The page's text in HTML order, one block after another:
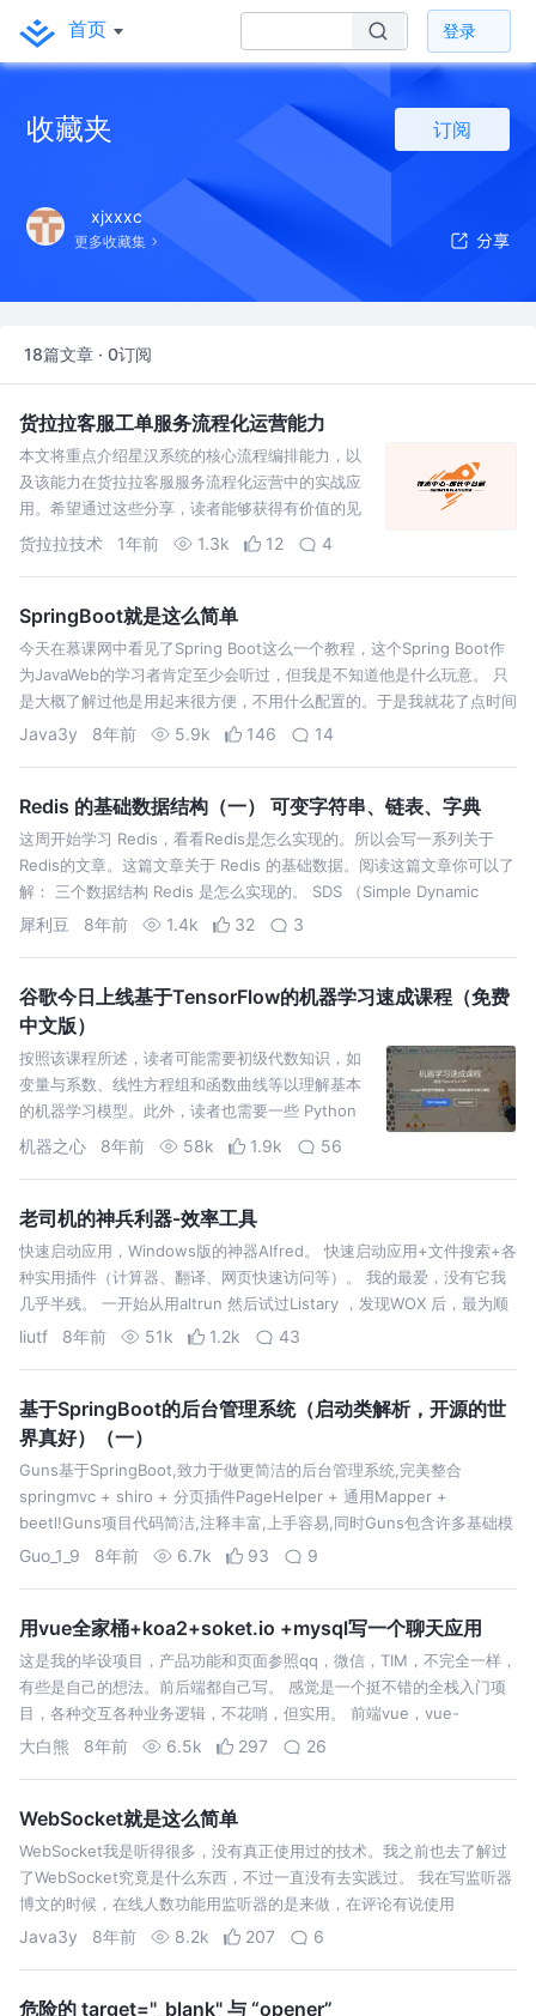
首页 登录
收藏夹 订阅
xjxxxc
更多收藏集
18篇文章 · 0订阅
货拉拉客服工单服务流程化运营能力
本文将重点介绍星汉系统的核心流程编排能力，以
及该能力在货拉拉客服服务流程化运营中的实战应
用。希望通过这些分享，读者能够获得有价值的见
解与灵感
货拉拉技术 1年前 1.3k 12 4
SpringBoot就是这么简单
今天在慕课网中看见了Spring Boot这么一个教程，这个Spring Boot作
为JavaWeb的学习者肯定至少会听过，但我是不知道他是什么玩意。 只
是大概了解过他是用起来很方便，不用什么配置的。于是我就花了点时间
去跟着学习了。 使用SpringBoot作为我们的框架，连T…
Java3y 8年前 5.9k 146 14
Redis 的基础数据结构（一） 可变字符串、链表、字典
这周开始学习 Redis，看看Redis是怎么实现的。所以会写一系列关于
Redis的文章。这篇文章关于 Redis 的基础数据。阅读这篇文章你可以了
解： 三个数据结构 Redis 是怎么实现的。 SDS （Simple Dynamic
String）是 Redis 最基础的数…
犀利豆 8年前 1.4k 32 3
谷歌今日上线基于TensorFlow的机器学习速成课程（免费
中文版）
按照该课程所述，读者可能需要初级代数知识，如
变量与系数、线性方程组和函数曲线等以理解基本
的机器学习模型。此外，读者也需要一些 Python
编程经验，但一般只需要最基础的函数定义、列表/
机器之心 8年前 58k 1.9k 56
老司机的神兵利器-效率工具
快速启动应用，Windows版的神器Alfred。 快速启动应用+文件搜索+各
种实用插件（计算器、翻译、网页快速访问等）。 我的最爱，没有它我
几乎半残。 一开始从用altrun 然后试过Listary ，发现WOX 后，最为顺
手，效率提升100%。 秒找电脑里的各种文件。与WO…
liutf 8年前 51k 1.2k 43
基于SpringBoot的后台管理系统（启动类解析，开源的世
界真好）（一）
Guns基于SpringBoot,致力于做更简洁的后台管理系统,完美整合
springmvc + shiro + 分页插件PageHelper + 通用Mapper +
beetl!Guns项目代码简洁,注释丰富,上手容易,同时Guns包含许多基础模
块(用户管理,角色管理,部门管…
Guo_1_9 8年前 6.7k 93 9
用vue全家桶+koa2+soket.io +mysql写一个聊天应用
这是我的毕设项目，产品功能和页面参照qq，微信，TIM，不完全一样，
有些是自己的想法。前后端都自己写。 感觉是一个挺不错的全栈入门项
目，各种交互各种业务逻辑，不花哨，但实用。 前端vue，vue-
router,vuex ，vue-cli和axios，scss,用rem做了移动端…
大白熊 8年前 6.5k 297 26
WebSocket就是这么简单
WebSocket我是听得很多，没有真正使用过的技术。我之前也去了解过
了WebSocket究竟是什么东西，不过一直没有去实践过。 我在写监听器
博文的时候，在线人数功能用监听器的是来做，在评论有说使用
WebSocket的方式会更加好。 WebSocket是一个协议，归属于IETF…
Java3y 8年前 8.2k 207 6
危险的 target="_blank" 与 “opener”